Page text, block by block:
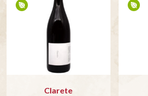
Clarete